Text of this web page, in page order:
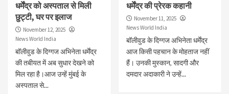
धर्मेंद्र को अस्पताल से मिली
छुट्टी, घर पर इलाज
November 12, 2025
News World India
बॉलीवुड के दिग्गज अभिनेता धर्मेंद्र
की तबीयत में अब सुधार देखने को
मिल रहा है।आज उन्हें मुंबई के
अस्पताल से...
धर्मेंद्र की प्रेरक कहानी
November 11, 2025
News World India
बॉलीवुड के दिग्गज अभिनेता धर्मेंद्र
आज किसी पहचान के मोहताज नहीं
हैं। उनकी मुस्कान, सादगी और
दमदार अदाकारी ने उन्हें...